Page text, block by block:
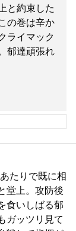
と約束した
の巻は辛か
ライマック
郁達頑張れ
たりで既に相
堂上。攻防後
食いしばる郁
ガッツリ見て